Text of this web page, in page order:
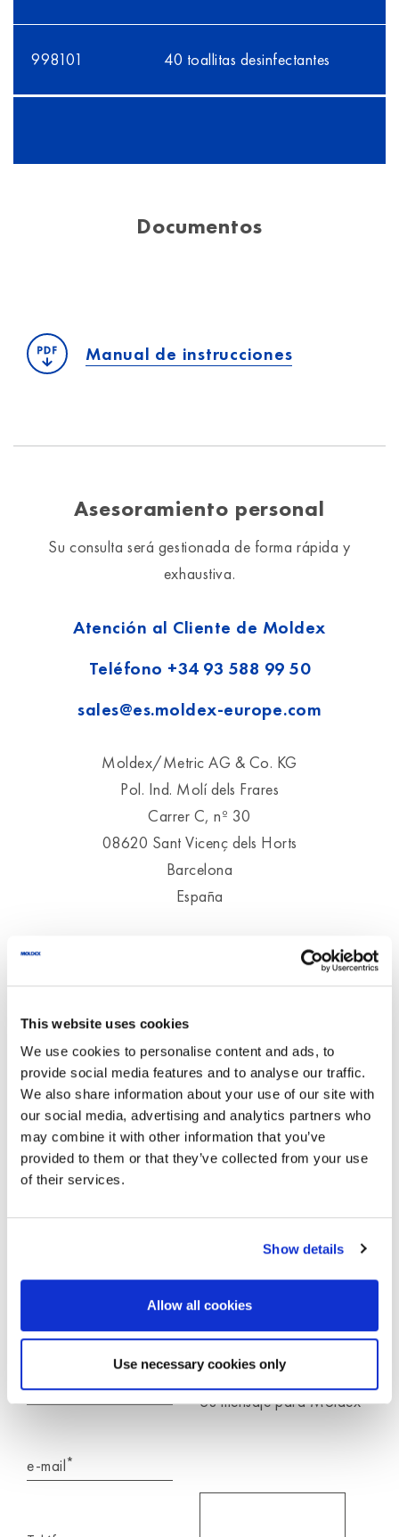
This website uses cookies
We use cookies to personalise content and ads, to
provide social media features and to analyse our traffic.
We also share information about your use of our site with
our social media, advertising and analytics partners who
may combine it with other information that you’ve
provided to them or that they’ve collected from your use
of their services.
Show details
Allow all cookies
Use necessary cookies only
998101 40 toallitas desinfectantes
Documentos
Manual de instrucciones
Asesoramiento personal
Su consulta será gestionada de forma rápida y
exhaustiva.
Atención al Cliente de Moldex
Teléfono +34 93 588 99 50
sales@es.moldex-europe.com
Moldex/Metric AG & Co. KG
Pol. Ind. Molí dels Frares
Carrer C, nº 30
08620 Sant Vicenç dels Horts
Barcelona
España
Procesaremos los datos aquí introducidos
consulta.
Nombre*
e-mail*
Su mensaje para Moldex